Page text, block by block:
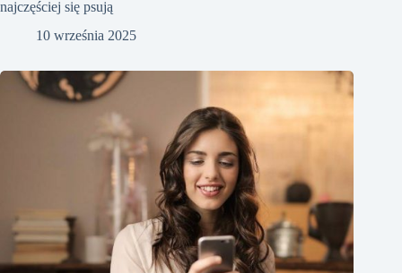
najczęściej się psują
10 września 2025